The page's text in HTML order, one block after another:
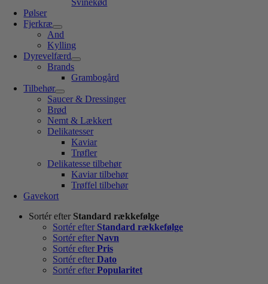
Svinekød
Pølser
Fjerkræ
And
Kylling
Dyrevelfærd
Brands
Grambogård
Tilbehør
Saucer & Dressinger
Brød
Nemt & Lækkert
Delikatesser
Kaviar
Trøfler
Delikatesse tilbehør
Kaviar tilbehør
Trøffel tilbehør
Gavekort
Sortér efter Standard rækkefølge
Sortér efter Standard rækkefølge
Sortér efter Navn
Sortér efter Pris
Sortér efter Dato
Sortér efter Popularitet